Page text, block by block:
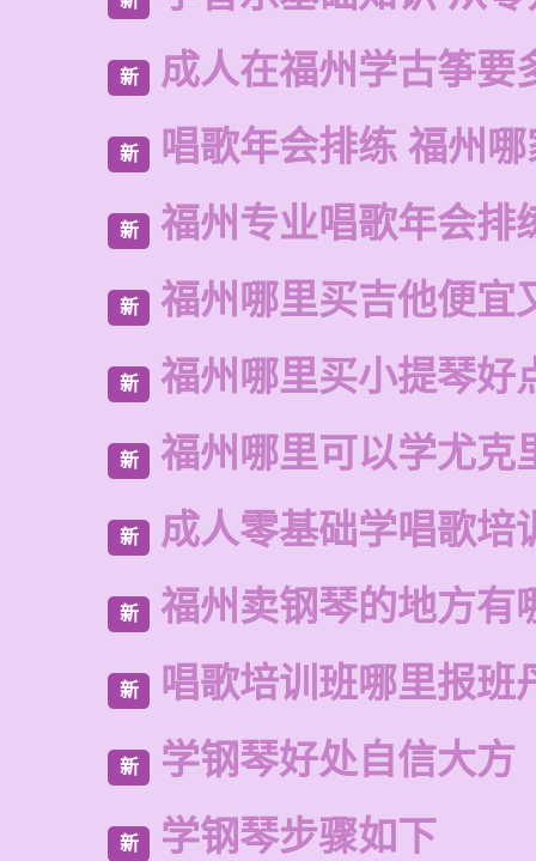
新 成人在福州学古筝要
新 唱歌年会排练 福州
新 福州专业唱歌年会排
新 福州哪里买吉他便宜
新 福州哪里买小提琴好
新 福州哪里可以学尤克
新 成人零基础学唱歌培
新 福州卖钢琴的地方有
新 唱歌培训班哪里报班
新 学钢琴好处自信大方
新 学钢琴步骤如下